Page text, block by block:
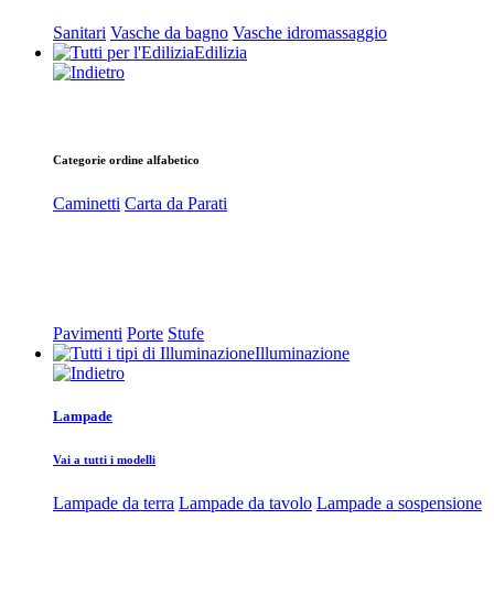
Sanitari Vasche da bagno Vasche idromassaggio
Edilizia
Categorie ordine alfabetico
Caminetti Carta da Parati
Pavimenti Porte Stufe
Illuminazione
Lampade
Vai a tutti i modelli
Lampade da terra Lampade da tavolo Lampade a sospensione